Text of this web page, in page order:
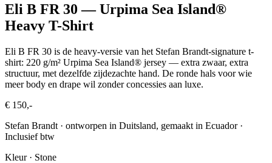
Eli B FR 30 — Urpima Sea Island®
Heavy T-Shirt
Eli B FR 30 is de heavy-versie van het Stefan Brandt-signature t-
shirt: 220 g/m² Urpima Sea Island® jersey — extra zwaar, extra
structuur, met dezelfde zijdezachte hand. De ronde hals voor wie
meer body en drape wil zonder concessies aan luxe.
€ 150,-
Stefan Brandt · ontworpen in Duitsland, gemaakt in Ecuador·
Inclusief btw
Kleur · Stone